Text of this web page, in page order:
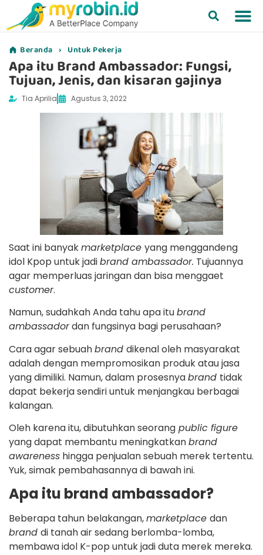
Beranda › Untuk Pekerja
Apa itu Brand Ambassador: Fungsi,
Tujuan, Jenis, dan kisaran gajinya
Tia Aprilia Agustus 3, 2022
Saat ini banyakmarketplace yang menggandeng
idol Kpop untuk jadibrand ambassador. Tujuannya
agar memperluas jaringan dan bisa menggaet
customer.
Namun, sudahkah Anda tahu apa itubrand
ambassadordan fungsinya bagi perusahaan?
Cara agar sebuahbrand dikenal oleh masyarakat
adalah dengan mempromosikan produk atau jasa
yang dimiliki. Namun, dalam prosesnyabrand tidak
dapat bekerja sendiri untuk menjangkau berbagai
kalangan.
Oleh karena itu, dibutuhkan seorang public figure
yang dapat membantu meningkatkanbrand
awareness hingga penjualan sebuah merek tertentu.
Yuk, simak pembahasannya di bawah ini.
Apa itu brand ambassador?
Beberapa tahun belakangan,marketplace dan
brand di tanah air sedang berlomba-lomba,
membawa idol K-pop untuk jadi duta merek mereka.